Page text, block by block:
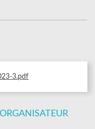
3.pdf
ORGANISATEUR